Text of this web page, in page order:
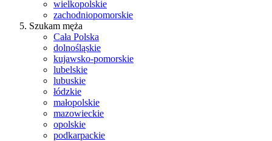
wielkopolskie
zachodniopomorskie
Szukam męża
Cała Polska
dolnośląskie
kujawsko-pomorskie
lubelskie
lubuskie
łódzkie
małopolskie
mazowieckie
opolskie
podkarpackie